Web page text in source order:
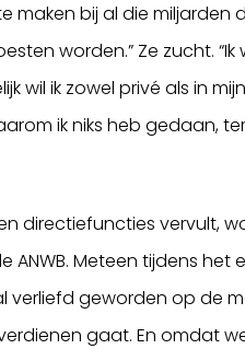
bij al die miljarden
worden.” Ze zucht. “Ik
wil ik zowel privé als in
ik niks heb gedaan,
directiefuncties vervult,
Meteen tijdens het
verliefd geworden op de
gaat. En omdat